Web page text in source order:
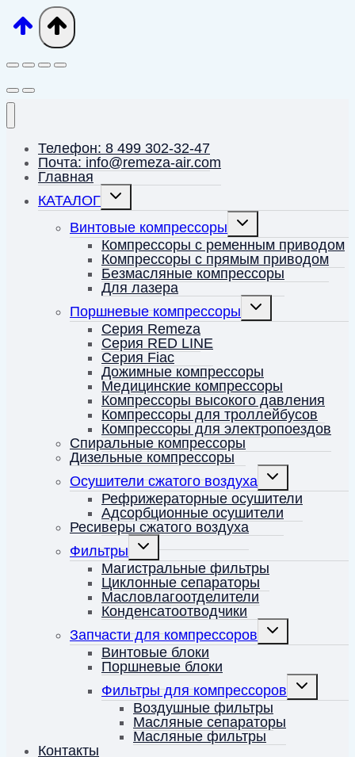
Телефон: 8 499 302-32-47
Почта: info@remeza-air.com
Главная
КАТАЛОГ
Переключить
Винтовые компрессоры
Переключить
меню
Компрессоры с ременным приводом
Компрессоры с прямым приводом
Безмасляные компрессоры
Для лазера
Поршневые компрессоры
Переключить
Серия Remeza
Серия RED LINE
Серия Fiac
Дожимные компрессоры
Медицинские компрессоры
Компрессоры высокого давления
Компрессоры для троллейбусов
Компрессоры для электропоездов
Спиральные компрессоры
Дизельные компрессоры
Осушители сжатого воздуха
Переключить
меню
Рефрижераторные осушители
Адсорбционные осушители
Ресиверы сжатого воздуха
Фильтры
Переключить
дочернее
меню
Магистральные фильтры
Циклонные сепараторы
Масловлагоотделители
Конденсатоотводчики
Запчасти для компрессоров
Переключить
Винтовые блоки
Поршневые блоки
Фильтры для компрессоров
Переключить
Воздушные фильтры
Масляные сепараторы
Масляные фильтры
Контакты